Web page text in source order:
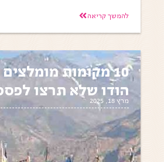
להמשך קריאה
10 מקומות
הודו שלא תרצו
מרץ 18, 2025